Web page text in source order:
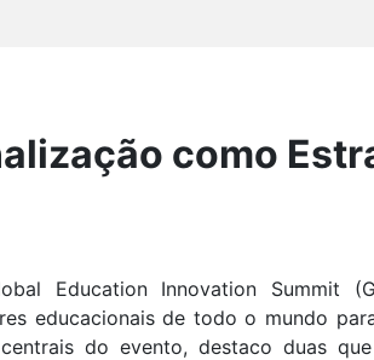
como
Education Innovation Summit
educacionais de todo o mundo
do evento, destaco duas